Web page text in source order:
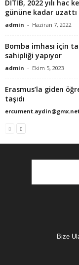
DİTİB, 2022 yılı hac
gününe kadar uzattı
admin - Haziran 7, 2022
Bomba imhası için
sahipliği yapıyor
admin - Ekim 5, 2023
Erasmus’la giden
taşıdı
Bize